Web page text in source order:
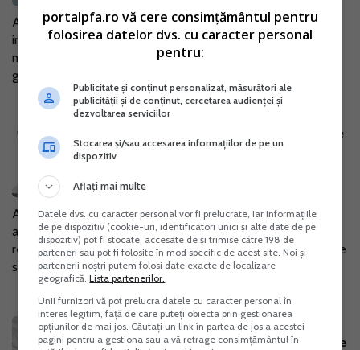
ANAF a realizat un ghid pentru persoanele fizice care obtin
in anul 2024 venituri din inchirieri si subinchirieri de bunuri
mobile si imobile din patrimoniul personal. Scopul acestui
ghid este de a...
ANAF a actualizat Ghidul caselor de
marcat. Descarca-l de aici!
Agentia Nationala de Administrare Fiscala (ANAF) a
actualizat recent Ghidul caselor de marcat pe care l-a
realizat in prima parte a lunii iunie. Documentul prezentat de
specialisti este complet in...
Noul ghid pentru limitele de
deductibilitate ale unor categorii de
portalpfa.ro vă cere consimțământul pentru
folosirea datelor dvs. cu caracter personal
pentru:
Publicitate și conținut personalizat, măsurători ale
publicității și de conținut, cercetarea audienței și
dezvoltarea serviciilor
Stocarea și/sau accesarea informațiilor de pe un
dispozitiv
Aflați mai multe
Datele dvs. cu caracter personal vor fi prelucrate, iar informațiile
de pe dispozitiv (cookie-uri, identificatori unici și alte date de pe
dispozitiv) pot fi stocate, accesate de și trimise către 198 de
parteneri sau pot fi folosite în mod specific de acest site. Noi și
partenerii noștri putem folosi date exacte de localizare
geografică.Lista partenerilor.
Unii furnizori vă pot prelucra datele cu caracter personal în
interes legitim, față de care puteți obiecta prin gestionarea
opțiunilor de mai jos. Căutați un link în partea de jos a acestei
pagini pentru a gestiona sau a vă retrage consimțământul în